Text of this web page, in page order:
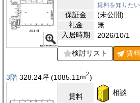
賃料を知りたい
保証金
(未公開)
礼金
無
入居時期
2026/10/1
検討リスト 賃
3階 328.24坪 (1085.11 m2)
賃料 相談